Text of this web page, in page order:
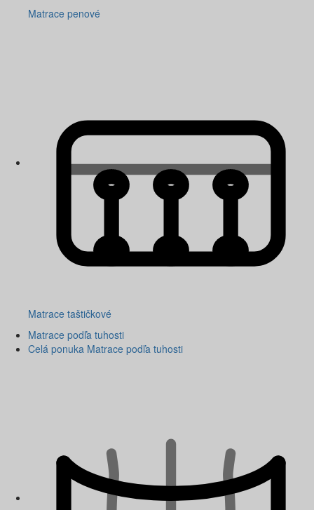
Matrace penové
Matrace taštičkové
Matrace podľa tuhosti
Celá ponuka Matrace podľa tuhosti